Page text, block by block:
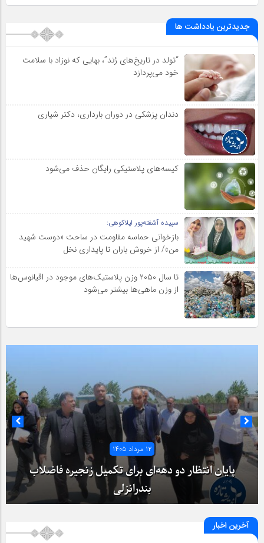
جدیدترین یادداشت ها
“تولد در تاریخ‌های رُند”، بهایی که نوزاد با سلامت
خود می‌پردازد
دندان پزشکی در دوران بارداری، دکتر شیاری
کیسه‌های پلاستیکی رایگان حذف می‌شود
سپیده آشفته‌پور لیلاکوهی:
بازخوانی حماسه مقاومت در ساحت «دوست شهید
من»/ از خروش باران تا پایداری نخل
تا سال ۲۰۵۰ وزن پلاستیک‌های موجود در اقیانوس‌ها
از وزن ماهی‌ها بیشتر می‌شود
۱۲ مرداد ۱۴۰۵
پایان انتظار دو دهه‌ای برای تکمیل زنجیره فاضلاب
بندرانزلی
آخرین اخبار